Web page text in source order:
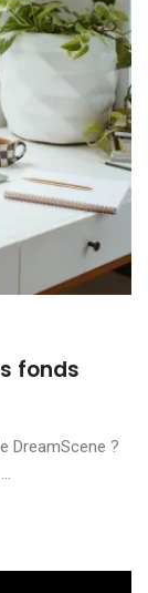
fonds
DreamScene ?